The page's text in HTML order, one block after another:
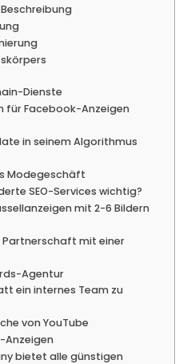
Dienste
für Facebook-Anzeigen
in seinem Algorithmus
Modegeschäft
SEO-Services wichtig?
mit 2-6 Bildern
Partnerschaft mit einer
Agentur
ein internes Team zu
von YouTube
Anzeigen
bietet alle günstigen